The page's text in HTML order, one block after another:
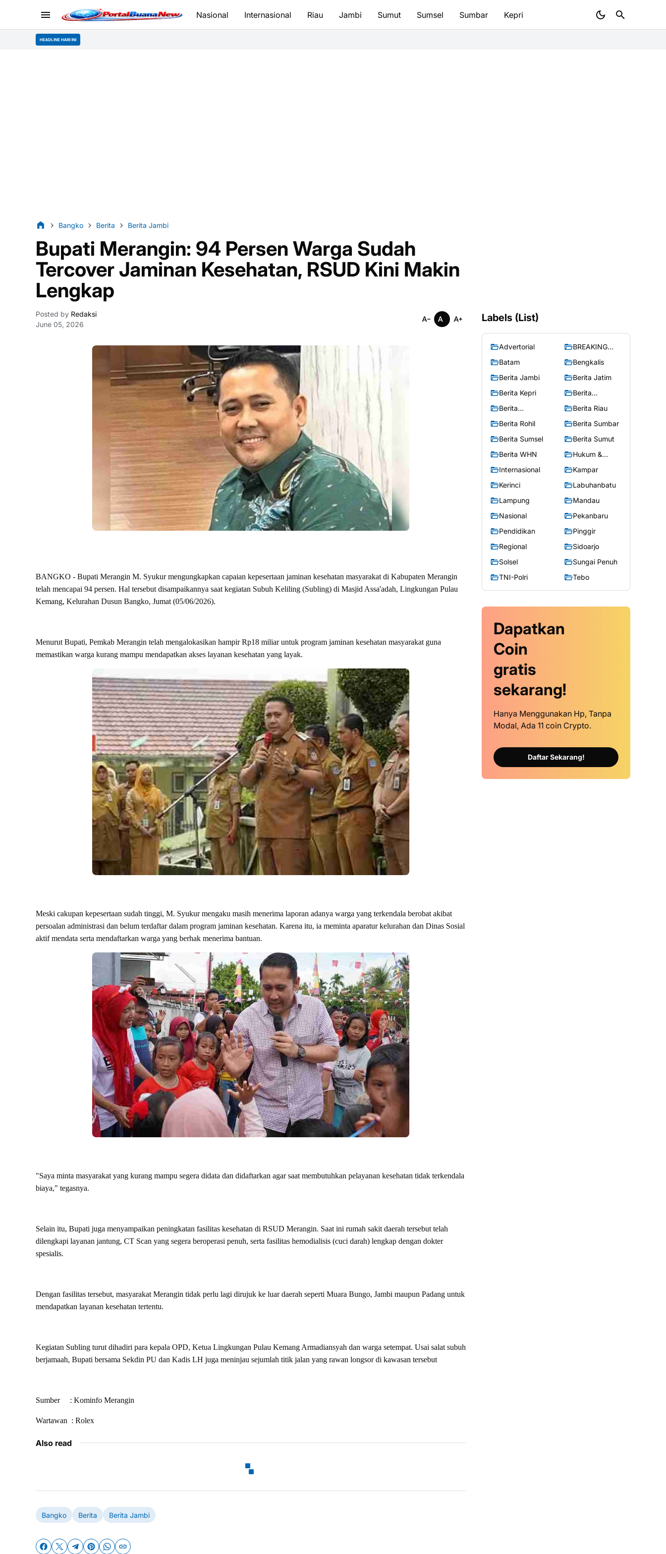
Nasional Internasional Riau Jambi Sumut Sumsel Sumbar Kepri
HEADLINE HARI INI
Bangko Berita Berita Jambi
Bupati Merangin: 94 Persen Warga Sudah
Tercover Jaminan Kesehatan, RSUD Kini Makin
Lengkap
Posted by Redaksi
June 05, 2026
BANGKO - Bupati Merangin M. Syukur mengungkapkan capaian kepesertaan jaminan kesehatan masyarakat di Kabupaten Merangin
telah mencapai 94 persen. Hal tersebut disampaikannya saat kegiatan Subuh Keliling (Subling) di Masjid Assa'adah, Lingkungan Pulau
Kemang, Kelurahan Dusun Bangko, Jumat (05/06/2026).
Menurut Bupati, Pemkab Merangin telah mengalokasikan hampir Rp18 miliar untuk program jaminan kesehatan masyarakat guna
memastikan warga kurang mampu mendapatkan akses layanan kesehatan yang layak.
Meski cakupan kepesertaan sudah tinggi, M. Syukur mengaku masih menerima laporan adanya warga yang terkendala berobat akibat
persoalan administrasi dan belum terdaftar dalam program jaminan kesehatan. Karena itu, ia meminta aparatur kelurahan dan Dinas Sosial
aktif mendata serta mendaftarkan warga yang berhak menerima bantuan.
"Saya minta masyarakat yang kurang mampu segera didata dan didaftarkan agar saat membutuhkan pelayanan kesehatan tidak terkendala
biaya," tegasnya.
Selain itu, Bupati juga menyampaikan peningkatan fasilitas kesehatan di RSUD Merangin. Saat ini rumah sakit daerah tersebut telah
dilengkapi layanan jantung, CT Scan yang segera beroperasi penuh, serta fasilitas hemodialisis (cuci darah) lengkap dengan dokter
spesialis.
Dengan fasilitas tersebut, masyarakat Merangin tidak perlu lagi dirujuk ke luar daerah seperti Muara Bungo, Jambi maupun Padang untuk
mendapatkan layanan kesehatan tertentu.
Kegiatan Subling turut dihadiri para kepala OPD, Ketua Lingkungan Pulau Kemang Armadiansyah dan warga setempat. Usai salat subuh
berjamaah, Bupati bersama Sekdin PU dan Kadis LH juga meninjau sejumlah titik jalan yang rawan longsor di kawasan tersebut
Sumber : Kominfo Merangin
Wartawan : Rolex
Also read
Bangko Berita Berita Jambi
Labels (List)
Advertorial
BREAKING
Batam
Bengkalis
Berita Jambi
Berita Jatim
Berita Kepri
Berita
Berita
Berita Riau
Berita Rohil
Berita Sumbar
Berita Sumsel
Berita Sumut
Berita WHN
Hukum &
Internasional
Kampar
Kerinci
Labuhanbatu
Lampung
Mandau
Nasional
Pekanbaru
Pendidikan
Pinggir
Regional
Sidoarjo
Solsel
Sungai Penuh
TNI-Polri
Tebo
Dapatkan
Coin
gratis
sekarang!
Hanya Menggunakan Hp, Tanpa
Modal, Ada 11 coin Crypto.
Daftar Sekarang!